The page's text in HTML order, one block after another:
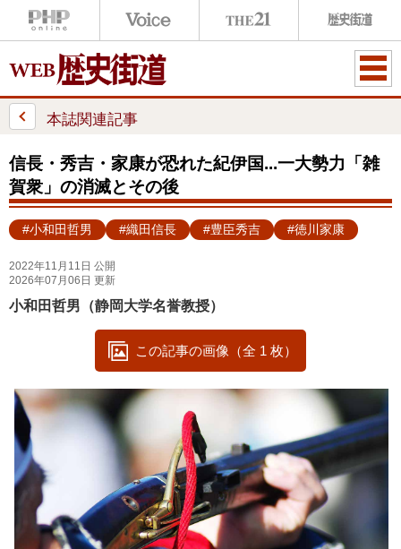
ME
本誌関連記事
信長・秀吉・家康が恐れた紀伊国...一大勢力「雑
賀衆」の消滅とその後
#小和田哲男 #織田信長 #豊臣秀吉 #徳川家康
2022年11月11日 公開
2026年07月06日 更新
小和田哲男（静岡大学名誉教授）
この記事の画像（全 1 枚）